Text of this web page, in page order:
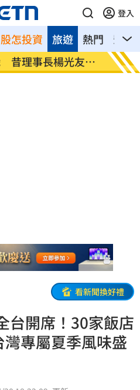
登入
怎投資 熱門 影音
旅遊
昔理事長楊光友開
酒測
看新聞換好禮
台開席！30家飯店
專屬夏季風味盛